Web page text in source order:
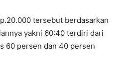
tersebut berdasarkan
yakni 60:40 terdiri dari
60 persen dan 40 persen